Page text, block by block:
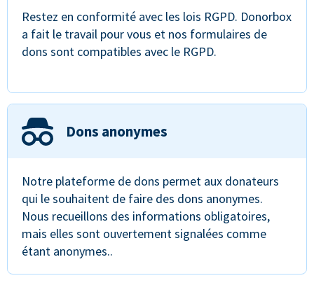
Restez en conformité avec les lois RGPD. Donorbox
a fait le travail pour vous et nos formulaires de
dons sont compatibles avec le RGPD.
Dons anonymes
Notre plateforme de dons permet aux donateurs
qui le souhaitent de faire des dons anonymes.
Nous recueillons des informations obligatoires,
mais elles sont ouvertement signalées comme
étant anonymes..